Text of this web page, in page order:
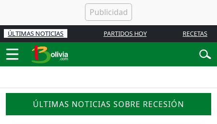
ÚLTIMAS NOTICIAS PARTIDOS HOY RECETAS
ÚLTIMAS NOTICIAS SOBRE RECESIÓN